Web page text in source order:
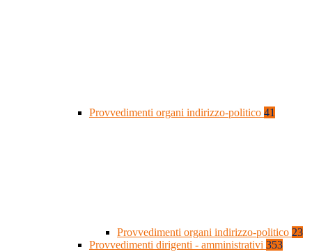
Provvedimenti organi indirizzo-politico 41
Provvedimenti organi indirizzo-politico 23
Provvedimenti dirigenti - amministrativi 353